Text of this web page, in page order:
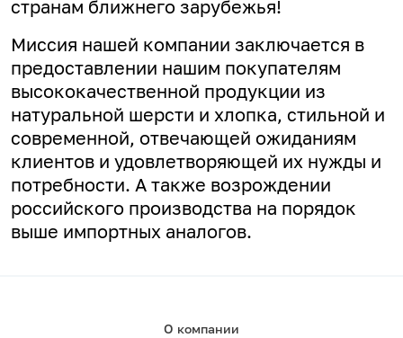
странам ближнего зарубежья!
Миссия нашей компании заключается в
предоставлении нашим покупателям
высококачественной продукции из
натуральной шерсти и хлопка, стильной и
современной, отвечающей ожиданиям
клиентов и удовлетворяющей их нужды и
потребности. А также возрождении
российского производства на порядок
выше импортных аналогов.
О компании